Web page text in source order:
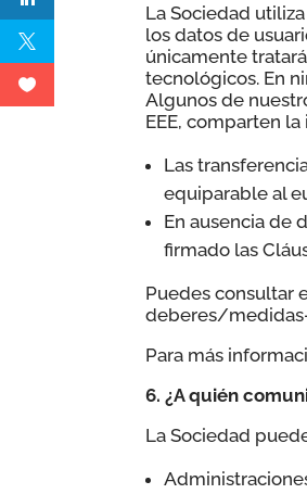
La Sociedad
los datos de
únicamente
tecnológicos. En
Algunos de
EEE, comparten
Las
equiparable al
En ausencia de
firmado las
Puedes consultar
deberes/
Para más
6. ¿A quién
La Sociedad